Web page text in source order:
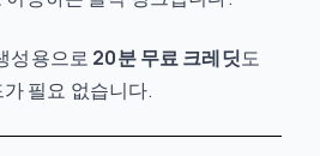
성용으로 20분 무료 크레딧도
필요 없습니다.